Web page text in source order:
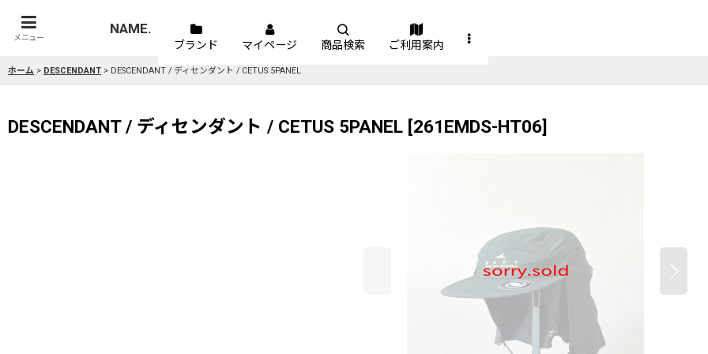
メニュー
NAME.
ブランド マイページ 商品検索 ご利用案内
ホーム > DESCENDANT > DESCENDANT / ディセンダント / CETUS 5PANEL
DESCENDANT / ディセンダント / CETUS 5PANEL [261EMDS-HT06]